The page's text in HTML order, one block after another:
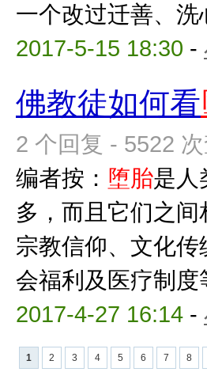
一个改过迁善、
2017-5-15 18:30 -
佛教徒如何看
2 个回复 - 5522
编者按： 堕胎是人
多，而且它们之
宗教信仰、文化
会福利及医疗制
2017-4-27 16:14 -
1 2 3 4 5 6 7 8